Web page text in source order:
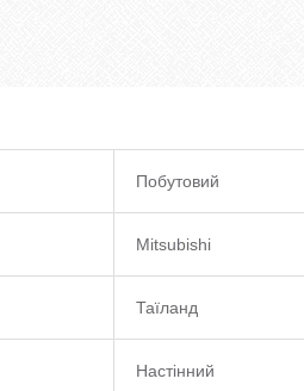
Побутовий
Mitsubishi
Таїланд
Настінний